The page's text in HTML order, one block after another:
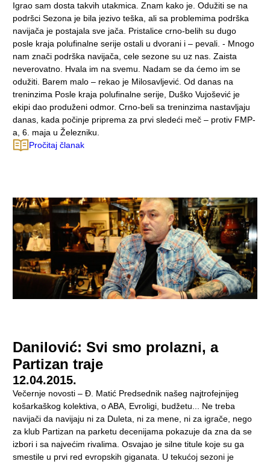
Igrao sam dosta takvih utakmica. Znam kako je. Odužiti se na
podršci Sezona je bila jezivo teška, ali sa problemima podrška
navijača je postajala sve jača. Pristalice crno-belih su dugo
posle kraja polufinalne serije ostali u dvorani i – pevali. - Mnogo
nam znači podrška navijača, cele sezone su uz nas. Zaista
neverovatno. Hvala im na svemu. Nadam se da ćemo im se
odužiti. Barem malo – rekao je Milosavljević. Od danas na
treninzima Posle kraja polufinalne serije, Duško Vujošević je
ekipi dao produženi odmor. Crno-beli sa treninzima nastavljaju
danas, kada počinje priprema za prvi sledeći meč – protiv FMP-
a, 6. maja u Železniku.
Pročitaj članak
Danilović: Svi smo prolazni, a
Partizan traje
12.04.2015.
Večernje novosti – Đ. Matić Predsednik našeg najtrofejnijeg
košarkaškog kolektiva, o ABA, Evroligi, budžetu... Ne treba
navijači da navijaju ni za Duleta, ni za mene, ni za igrače, nego
za klub Partizan na parketu decenijama pokazuje da zna da se
izbori i sa najvećim rivalima. Osvajao je silne titule koje su ga
smestile u prvi red evropskih giganata. U tekućoj sezoni je